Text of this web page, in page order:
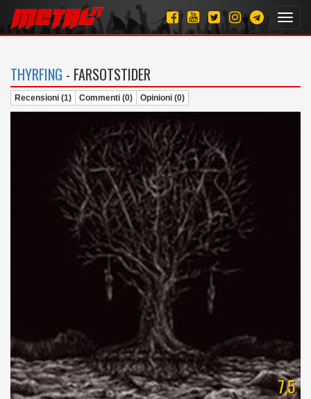
THYRFING - FARSOTSTIDER
Recensioni (1) Commenti (0) Opinioni (0)
7,5